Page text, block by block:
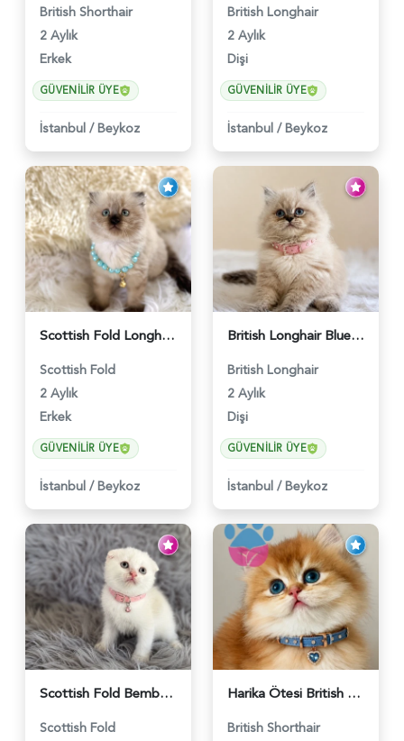
British Shorthair
2 Aylık
Erkek
GÜVENILIR ÜYE
İstanbul / Beykoz
British Longhair
2 Aylık
Dişi
GÜVENILIR ÜYE
İstanbul / Beykoz
Scottish Fold Longhair Çikolata Erkek Yavrumuz - 6119
Scottish Fold
2 Aylık
Erkek
GÜVENILIR ÜYE
İstanbul / Beykoz
British Longhair Blue Point Afrodit Yuva Arıyor - 6118
British Longhair
2 Aylık
Dişi
GÜVENILIR ÜYE
İstanbul / Beykoz
Scottish Fold Bembeyaz Pembe Burun Yavrumuz - 6120
Scottish Fold
Harika Ötesi British Longhair Golden Parlayan Yıldız - 6141
British Shorthair